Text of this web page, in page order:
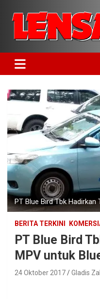
LensaUtama
PT Blue Bird Tbk Hadirkan
BERITA TERKINI
PT Blue Bird
MPV untuk
24 Oktober 2017 Gladis